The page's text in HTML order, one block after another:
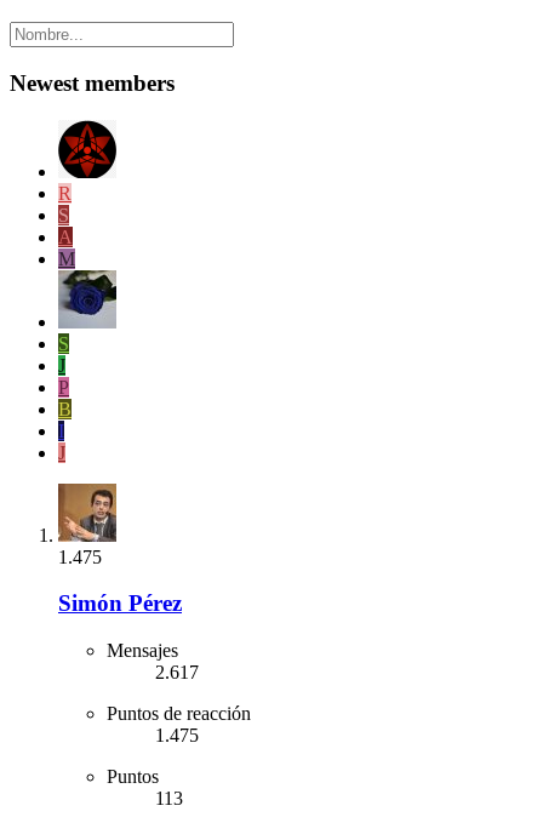
Newest members
R
S
A
M
S
J
P
B
I
J
1.475
Simón Pérez
Mensajes
2.617
Puntos de reacción
1.475
Puntos
113